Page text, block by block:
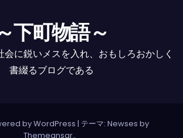
下町物語～
会に鋭いメスを入れ、おもしろおかしく
書綴るブログである
by WordPress | テーマ: Newses by
Themeansar。